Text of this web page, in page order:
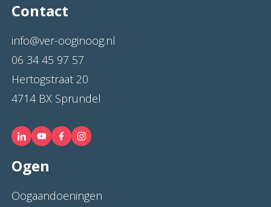
Contact
info@ver-ooginoog.nl
06 34 45 97 57
Hertogstraat 20
4714 BX Sprundel
Ogen
Oogaandoeningen